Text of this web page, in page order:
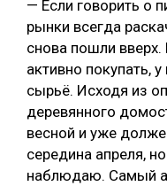
— Если говорить о
рынки всегда
снова пошли
активно покупать,
сырьё. Исходя из
деревянного
весной и уже
середина апреля,
наблюдаю. Самый